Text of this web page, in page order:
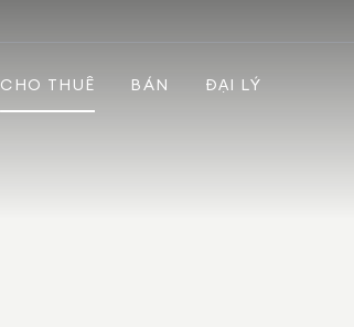
CHO THUÊ BÁN ĐẠI LÝ